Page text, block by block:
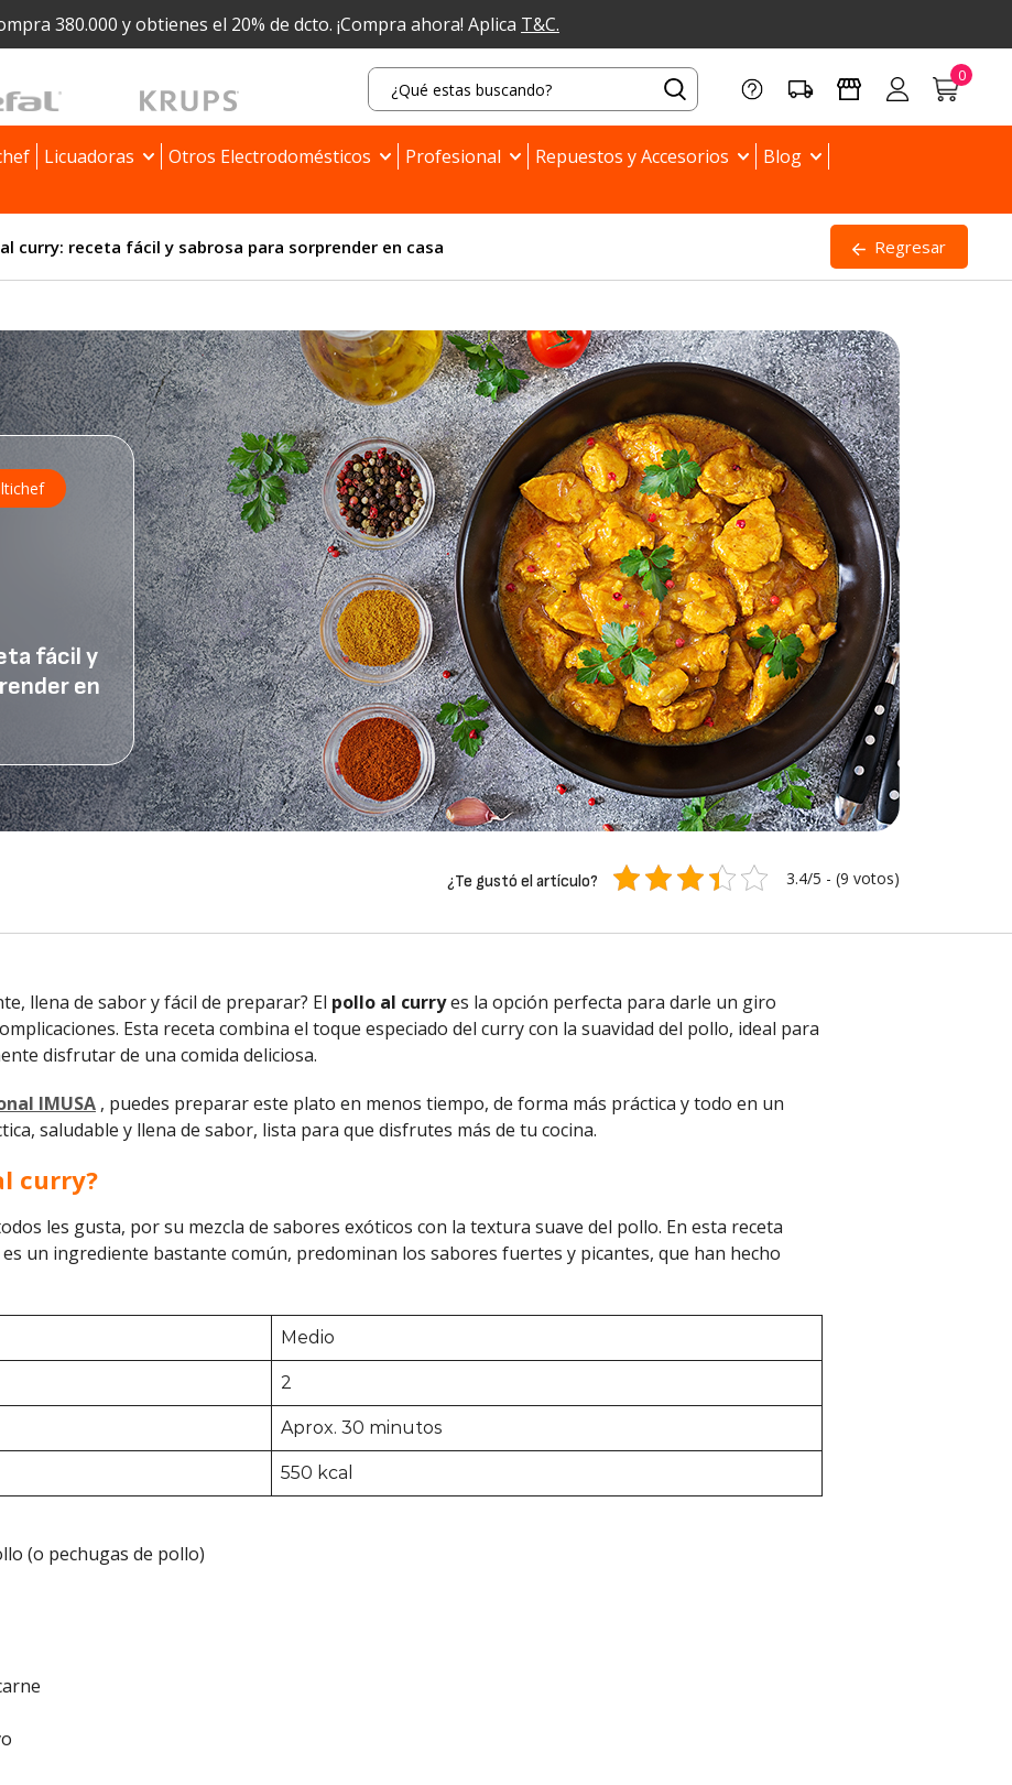
380.000 y obtienes el 20% de dcto. ¡Compra ahora! Aplica T&C.
Licuadoras Otros Electrodomésticos Profesional Repuestos y Accesorios
Blog
curry: receta fácil y sabrosa para sorprender en casa Regresar
fácil y
en
¿Te gustó el artículo? 3.4/5 - (9 votos)
llena de sabor y fácil de preparar? El pollo al curryes la opción perfecta para darle un giro
Esta receta combina el toque especiado del curry con la suavidad del pollo, ideal para
disfrutar de una comida deliciosa.
IMUSA , puedes preparar este plato en menos tiempo, de forma más práctica y todo en un
saludable y llena de sabor, lista para que disfrutes más de tu cocina.
curry?
les gusta, por su mezcla de sabores exóticos con la textura suave del pollo. En esta receta
un ingrediente bastante común, predominan los sabores fuertes y picantes, que han hecho
Medio
2
Aprox. 30 minutos
550 kcal
(o pechugas de pollo)